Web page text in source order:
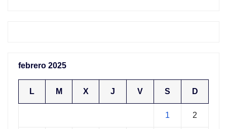
febrero 2025
L M X J V S D
1 2